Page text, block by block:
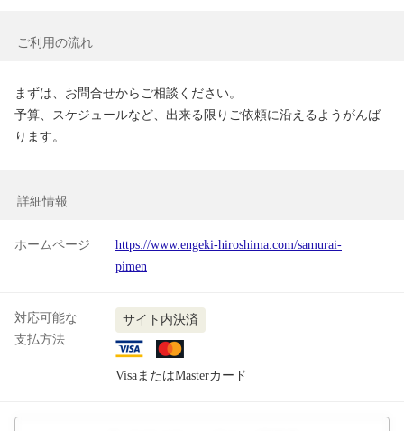
ご利用の流れ
まずは、お問合せからご相談ください。
予算、スケジュールなど、出来る限りご依頼に沿えるようがんば
ります。
詳細情報
ホームページ
https://www.engeki-hiroshima.com/samurai-
pimen
対応可能な
支払方法
サイト内決済
VisaまたはMasterカード